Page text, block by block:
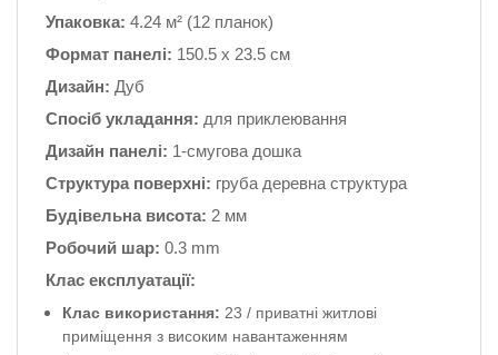
Упаковка: 4.24 м² (12 планок)
Формат панелі: 150.5 x 23.5 см
Дизайн: Дуб
Спосіб укладання: для приклеювання
Дизайн панелі: 1-смугова дошка
Структура поверхні: груба деревна структура
Будівельна висота: 2 мм
Робочий шар: 0.3 mm
Клас експлуатації:
Клас використання: 23 / приватні житлові
приміщення з високим навантаженням